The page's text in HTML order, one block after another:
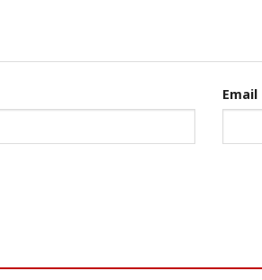
Email